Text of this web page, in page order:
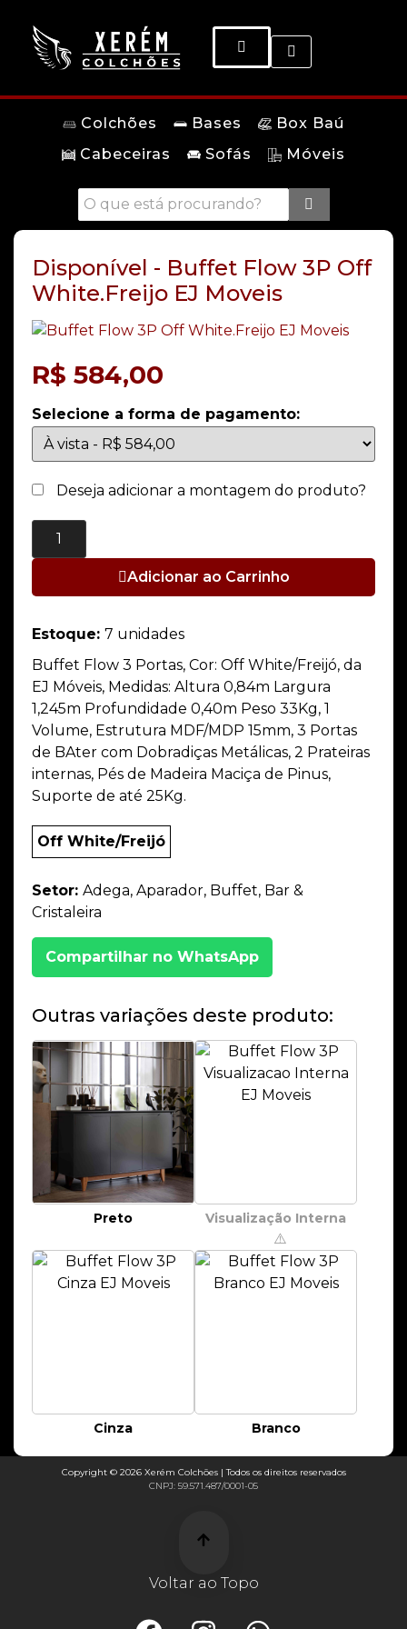
Colchões Bases
Box Baú
Cabeceiras
Sofás Móveis
Disponível - Buffet Flow 3P Off
White.Freijo EJ Moveis
R$ 584,00
Selecione a forma de pagamento:
Deseja adicionar a montagem do produto?
Adicionar ao Carrinho
Estoque: 7 unidades
Buffet Flow 3 Portas, Cor: Off White/Freijó, da
EJ Móveis, Medidas: Altura 0,84m Largura
1,245m Profundidade 0,40m Peso 33Kg, 1
Volume, Estrutura MDF/MDP 15mm, 3 Portas
de BAter com Dobradiças Metálicas, 2 Prateiras
internas, Pés de Madeira Maciça de Pinus,
Suporte de até 25Kg.
Off White/Freijó
Setor: Adega, Aparador, Buffet, Bar &
Cristaleira
Compartilhar no WhatsApp
Outras variações deste produto:
Preto Visualização Interna
⚠️
Cinza Branco
Voltar ao Topo
Copyright © 2026 Xerém Colchões | Todos os direitos reservados
CNPJ: 59.571.487/0001-05